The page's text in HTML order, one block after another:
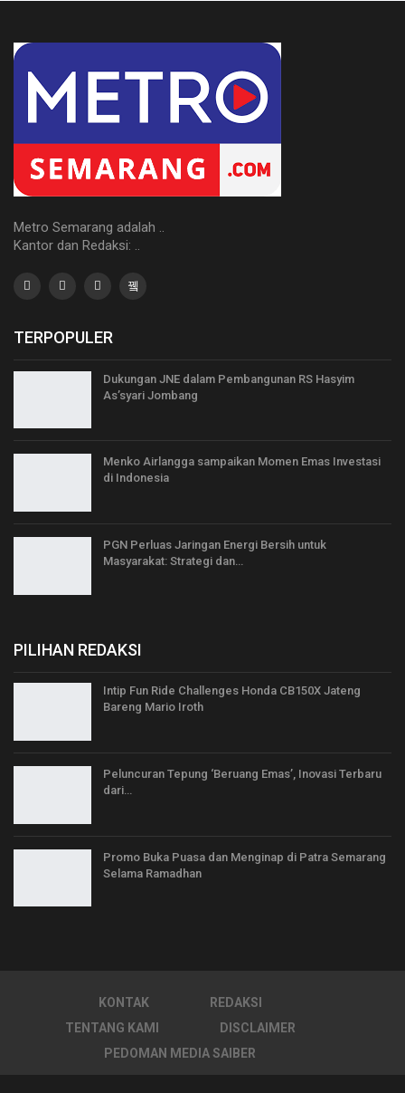
Metro Semarang adalah ..
Kantor dan Redaksi: ..
TERPOPULER
Dukungan JNE dalam Pembangunan RS Hasyim
As’syari Jombang
Menko Airlangga sampaikan Momen Emas Investasi
di Indonesia
PGN Perluas Jaringan Energi Bersih untuk
Masyarakat: Strategi dan…
PILIHAN REDAKSI
Intip Fun Ride Challenges Honda CB150X Jateng
Bareng Mario Iroth
Peluncuran Tepung ‘Beruang Emas’, Inovasi Terbaru
dari…
Promo Buka Puasa dan Menginap di Patra Semarang
Selama Ramadhan
KONTAK
REDAKSI
TENTANG KAMI
DISCLAIMER
PEDOMAN MEDIA SAIBER